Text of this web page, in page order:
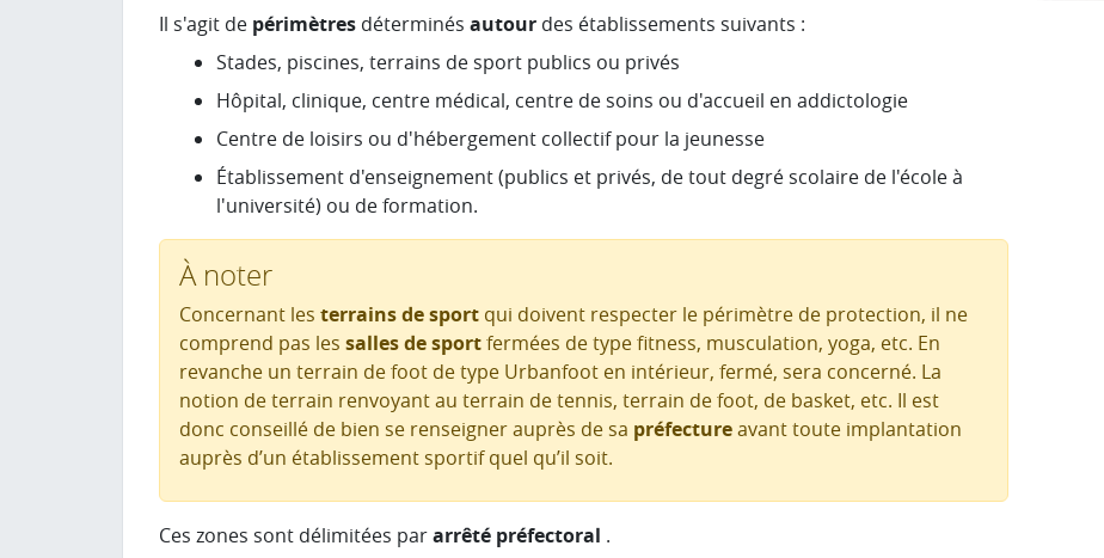
Il s'agit de périmètres déterminés autour des établissements suivants :
Stades, piscines, terrains de sport publics ou privés
Hôpital, clinique, centre médical, centre de soins ou d'accueil en addictologie
Centre de loisirs ou d'hébergement collectif pour la jeunesse
Établissement d'enseignement (publics et privés, de tout degré scolaire de l'école à
l'université) ou de formation.
À noter
Concernant les terrains de sport qui doivent respecter le périmètre de protection, il ne
comprend pas les salles de sportfermées de type fitness, musculation, yoga, etc. En
revanche un terrain de foot de type Urbanfoot en intérieur, fermé, sera concerné. La
notion de terrain renvoyant au terrain de tennis, terrain de foot, de basket, etc. Il est
donc conseillé de bien se renseigner auprès de sa préfectureavant toute implantation
auprès d’un établissement sportif quel qu’il soit.
Ces zones sont délimitées pararrêté préfectoral .